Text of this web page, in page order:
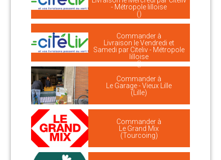
- Métropole lilloise
()
Commander à
Livraison le Vendredi et
Samedi par Citeliv - Métropole
lilloise
()
Commander à
Le Garage - Vieux Lille
(Lille)
Commander à
Le Grand Mix
(Tourcoing)